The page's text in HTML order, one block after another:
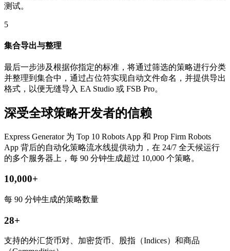
测试。
5
集合导出与整理
最后一步涉及根据你指定的标准，将通过筛选的策略进行分类
并整理到集合中，通过占位符实现自动文件命名，并提供导出
格式，以便无缝导入 EA Studio 或 FSB Pro。
深受全球策略开发者的信赖
Express Generator 为 Top 10 Robots App 和 Prop Firm Robots
App 背后的自动化策略流水线提供动力，在 24/7 全天候运行
的多个服务器上，每 90 分钟生成超过 10,000 个策略。
10,000+
每 90 分钟生成的策略数量
28+
支持的外汇货币对、加密货币、股指（Indices）和商品